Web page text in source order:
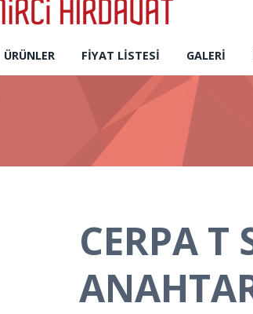
ÜRÜNLER FIYAT LISTESI GALERI
CERPA T